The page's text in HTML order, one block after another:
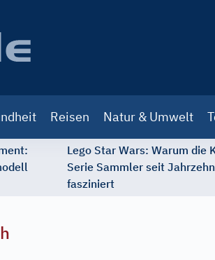
Reisen Natur & Umwelt
Lego Star Wars: Warum die
Serie Sammler seit
fasziniert